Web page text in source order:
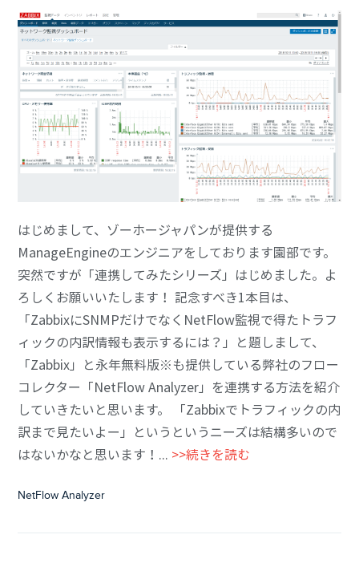
はじめまして、ゾーホージャパンが提供する
ManageEngineのエンジニアをしております園部です。
突然ですが「連携してみたシリーズ」はじめました。よ
ろしくお願いいたします！ 記念すべき1本目は、
「ZabbixにSNMPだけでなくNetFlow監視で得たトラフ
ィックの内訳情報も表示するには？」と題しまして、
「Zabbix」と永年無料版※も提供している弊社のフロー
コレクター「NetFlow Analyzer」を連携する方法を紹介
していきたいと思います。 「Zabbixでトラフィックの内
訳まで見たいよー」というというニーズは結構多いので
はないかなと思います！... >>続きを読む
NetFlow Analyzer